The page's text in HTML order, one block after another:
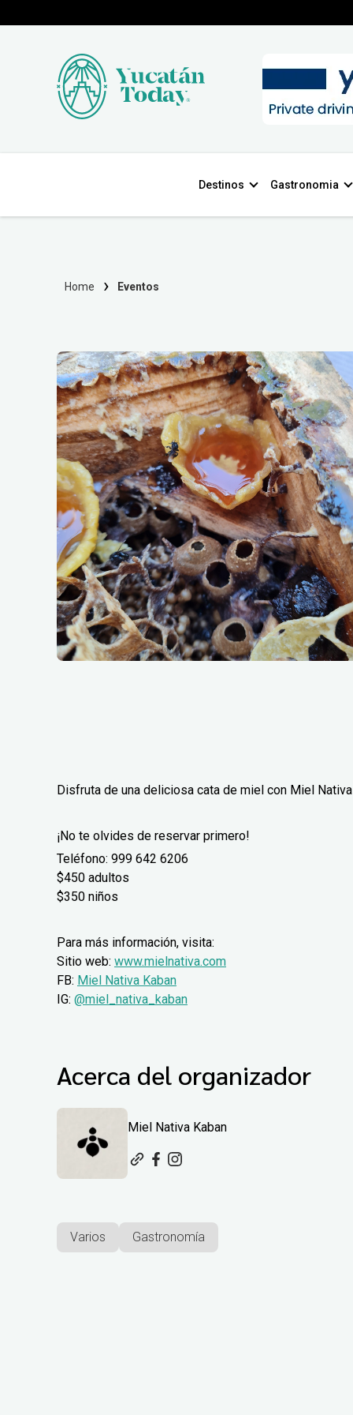
Destinos Gastronomia
Home Eventos
Disfruta de una deliciosa cata de miel con Miel
¡No te olvides de reservar primero!
Teléfono: 999 642 6206
$450 adultos
$350 niños
Para más información, visita:
Sitio web: www.mielnativa.com
FB: Miel Nativa Kaban
IG: @miel_nativa_kaban
Acerca del organizador
Miel Nativa Kaban
Varios Gastronomía